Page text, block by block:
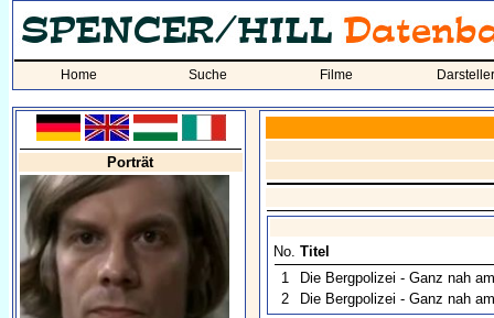
Home Suche Filme Darsteller
Porträt
No. Titel
1
Die Bergpolizei - Ganz nah
2
Die Bergpolizei - Ganz nah